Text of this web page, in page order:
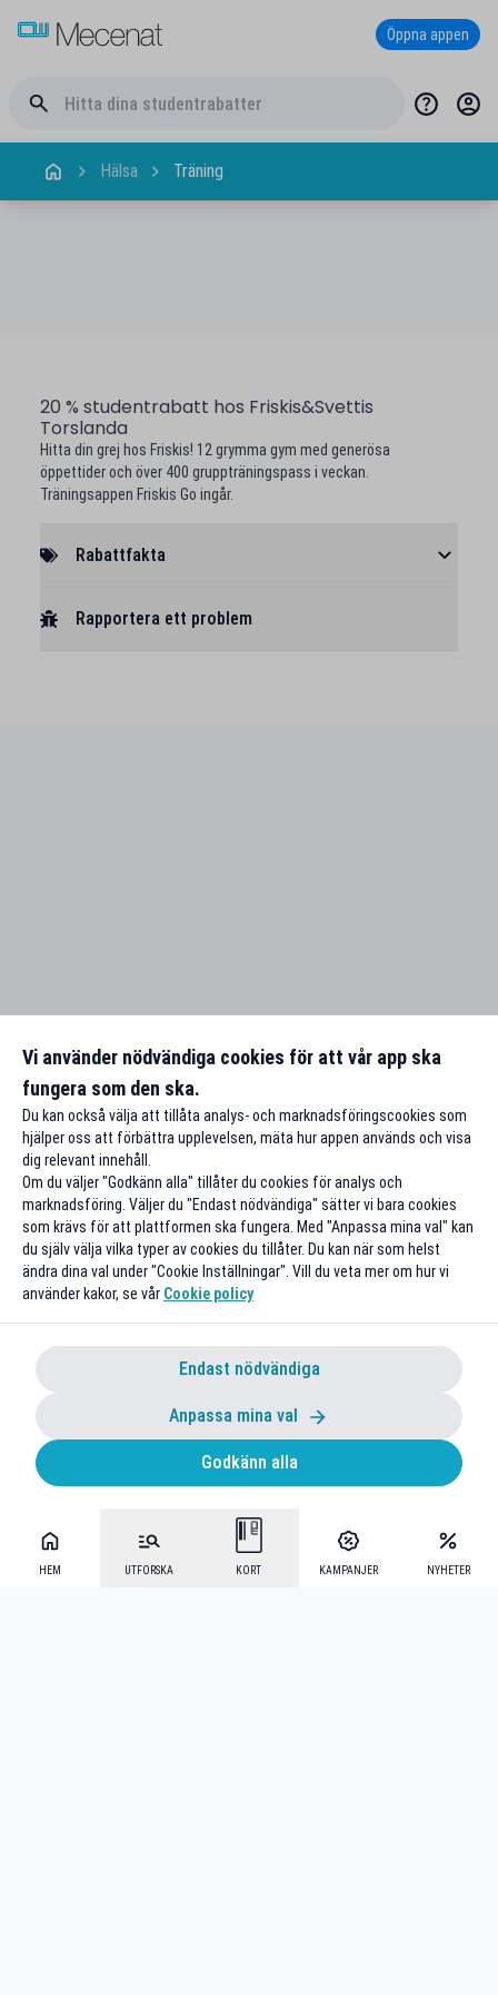
HEM UTFORSKA KORT KAMPANJER NYHETER
Öppna appen
Hälsa Träning
20 % studentrabatt hos Friskis&Svettis
Torslanda
Hitta din grej hos Friskis! 12 grymma gym med generösa
öppettider och över 400 gruppträningspass i veckan.
Träningsappen Friskis Go ingår.
Rabattfakta
Rapportera ett problem
Vi använder nödvändiga cookies för att vår app ska
fungera som den ska.
Du kan också välja att tillåta analys- och marknadsföringscookies som
hjälper oss att förbättra upplevelsen, mäta hur appen används och visa
dig relevant innehåll.
Om du väljer "Godkänn alla" tillåter du cookies för analys och
marknadsföring. Väljer du "Endast nödvändiga" sätter vi bara cookies
som krävs för att plattformen ska fungera. Med "Anpassa mina val" kan
du själv välja vilka typer av cookies du tillåter. Du kan när som helst
ändra dina val under "Cookie Inställningar". Vill du veta mer om hur vi
använder kakor, se vår Cookie policy
Endast nödvändiga
Anpassa mina val
Godkänn alla